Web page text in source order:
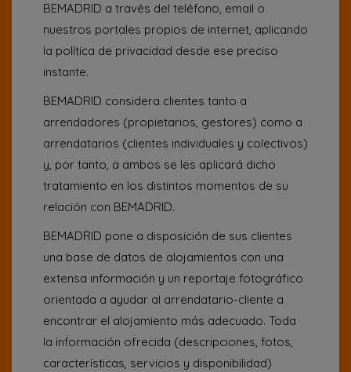
BEMADRID a través del teléfono, email o
nuestros portales propios de internet, aplicando
la política de privacidad desde ese preciso
instante.
BEMADRID considera clientes tanto a
arrendadores (propietarios, gestores) como a
arrendatarios (clientes individuales y colectivos)
y, por tanto, a ambos se les aplicará dicho
tratamiento en los distintos momentos de su
relación con BEMADRID.
BEMADRID pone a disposición de sus clientes
una base de datos de alojamientos con una
extensa información y un reportaje fotográfico
orientada a ayudar al arrendatario-cliente a
encontrar el alojamiento más adecuado. Toda
la información ofrecida (descripciones, fotos,
características, servicios y disponibilidad)